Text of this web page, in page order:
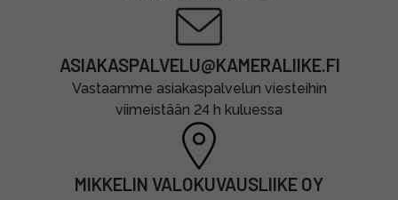
ASIAKASPALVELU@KAMERALIIKE.FI
Vastaamme asiakaspalvelun viesteihin
viimeistään 24 h kuluessa
MIKKELIN VALOKUVAUSLIIKE OY